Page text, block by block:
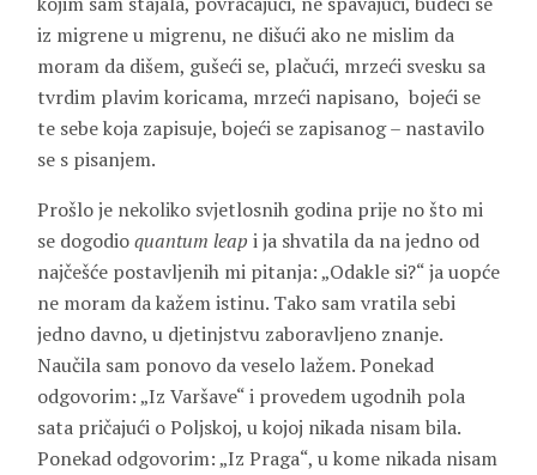
iz migrene u migrenu, ne dišući ako ne mislim da
moram da dišem, gušeći se, plačući, mrzeći svesku sa
tvrdim plavim koricama, mrzeći napisano, bojeći se
te sebe koja zapisuje, bojeći se zapisanog – nastavilo
se s pisanjem.
Prošlo je nekoliko svjetlosnih godina prije no što mi
se dogodioquantum leap i ja shvatila da na jedno od
najčešće postavljenih mi pitanja: „Odakle si?“ ja uopće
ne moram da kažem istinu. Tako sam vratila sebi
jedno davno, u djetinjstvu zaboravljeno znanje.
Naučila sam ponovo da veselo lažem. Ponekad
odgovorim: „Iz Varšave“ i provedem ugodnih pola
sata pričajući o Poljskoj, u kojoj nikada nisam bila.
Ponekad odgovorim: „Iz Praga“, u kome nikada nisam